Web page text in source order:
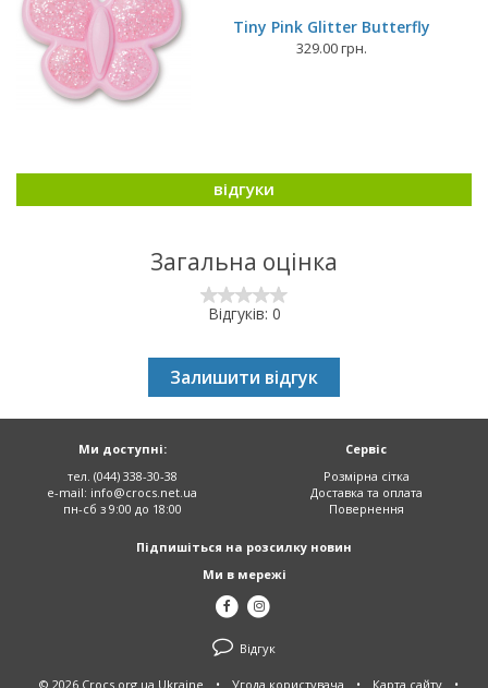
Tiny Pink Glitter Butterfly
329.00 грн.
відгуки
Загальна оцінка
Відгуків: 0
Залишити відгук
Сервіс
Розмірна сітка
Доставка та оплата
Повернення
Ми доступні:
тел. (044) 338-30-38
e-mail: info@crocs.net.ua
пн-сб з 9:00 до 18:00
Підпишіться на розсилку новин
Ми в мережі
Відгук
© 2026 Crocs.org.ua Ukraine • Угода користувача • Карта сайту •